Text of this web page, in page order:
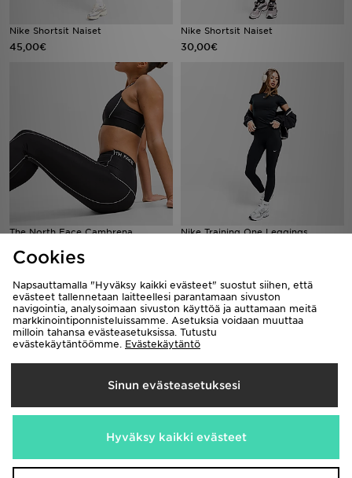
Nike Shortsit Naiset
45,00€
Nike Shortsit Naiset
30,00€
The North Face Cambrena
60,00€
Nike Training One Leggings
AYBL Enhance Seamless Leggings
45,00€ 32,00€
Cookies
Napsauttamalla "Hyväksy kaikki evästeet" suostut siihen, että
evästeet tallennetaan laitteellesi parantamaan sivuston
navigointia, analysoimaan sivuston käyttöä ja auttamaan meitä
markkinointiponnisteluissamme. Asetuksia voidaan muuttaa
milloin tahansa evästeasetuksissa. Tutustu
evästekäytäntöömme. Evästekäytäntö
Sinun evästeasetuksesi
Hyväksy kaikki evästeet